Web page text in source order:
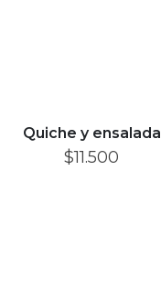
Quiche y ensalada
$11.500